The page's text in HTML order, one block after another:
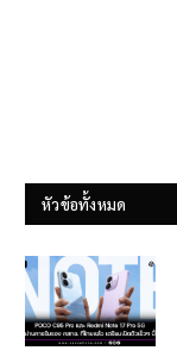
หัวข้อทั้งหมด